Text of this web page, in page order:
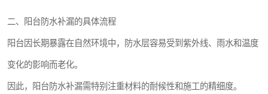
二、阳台防水补漏的具体流程
阳台因长期暴露在自然环境中，防水层容易受到紫外线、雨水和温度
变化的影响而老化。
因此，阳台防水补漏需特别注重材料的耐候性和施工的精细度。